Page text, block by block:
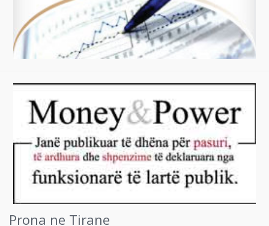
Prona ne Tirane